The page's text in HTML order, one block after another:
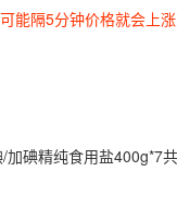
能隔5分钟价格就会上
加碘精纯食用盐400g*7